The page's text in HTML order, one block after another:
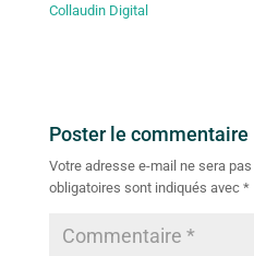
Collaudin Digital
Poster le commentaire
Votre adresse e-mail ne sera pas
obligatoires sont indiqués avec *